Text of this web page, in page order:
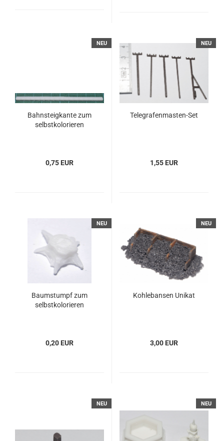
NEU
Bahnsteigkante zum
selbstkolorieren
0,75 EUR
NEU
Telegrafenmasten-Set
1,55 EUR
NEU
Baumstumpf zum
selbstkolorieren
0,20 EUR
NEU
Kohlebansen Unikat
3,00 EUR
NEU NEU